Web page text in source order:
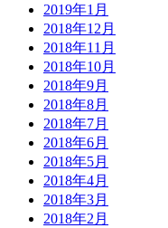
2019年1月
2018年12月
2018年11月
2018年10月
2018年9月
2018年8月
2018年7月
2018年6月
2018年5月
2018年4月
2018年3月
2018年2月